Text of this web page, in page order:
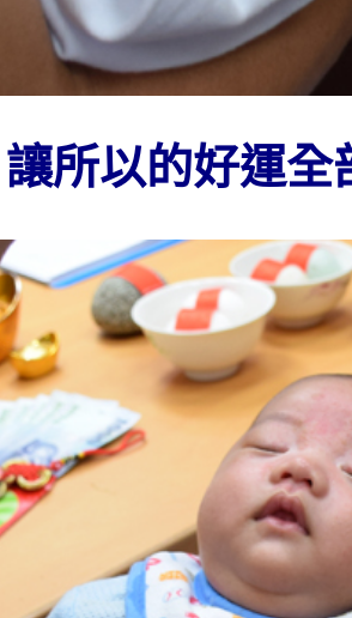
讓所以的好運全